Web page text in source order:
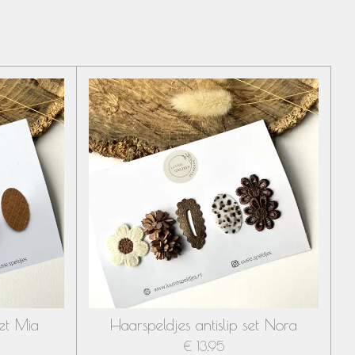
Mia Haarspeldjes antislip set Nora
€ 13,95